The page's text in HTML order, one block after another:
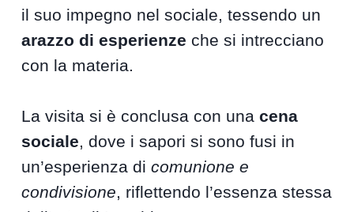
il suo impegno nel sociale, tessendo un
arazzo di esperienze che si intrecciano
con la materia.
La visita si è conclusa con unacena
sociale, dove i sapori si sono fusi in
un’esperienza dicomunione e
condivisione, riflettendo l’essenza stessa